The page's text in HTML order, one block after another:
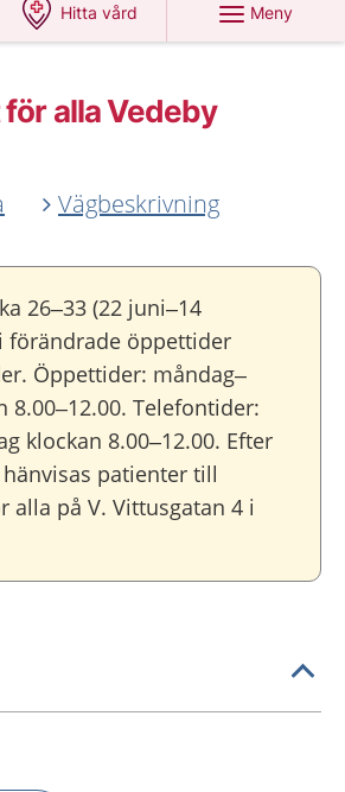
Hitta vård
Meny
alla Vedeby
Vägbeskrivning
26–33 (22 juni–14
förändrade öppettider
Öppettider: måndag–
8.00–12.00. Telefontider:
klockan 8.00–12.00. Efter
patienter till
alla på V. Vittusgatan 4 i